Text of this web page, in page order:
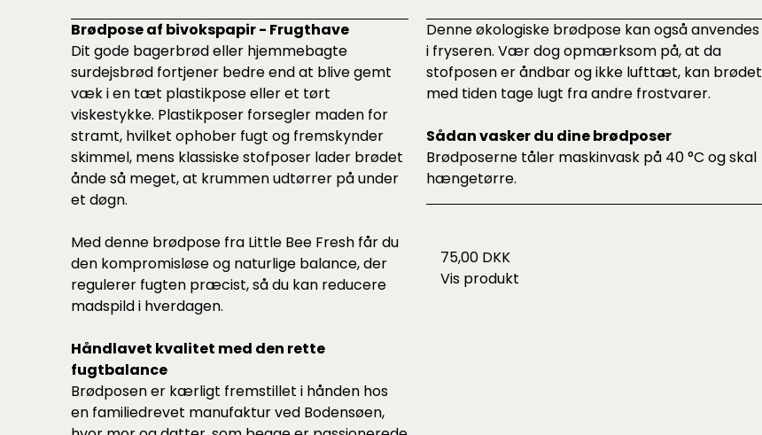
Brødpose af bivokspapir - Frugthave
Dit gode bagerbrød eller hjemmebagte
surdejsbrød fortjener bedre end at blive gemt
væk i en tæt plastikpose eller et tørt
viskestykke. Plastikposer forsegler maden for
stramt, hvilket ophober fugt og fremskynder
skimmel, mens klassiske stofposer lader brødet
ånde så meget, at krummen udtørrer på under
et døgn.
Med denne brødpose fra Little Bee Fresh får du
den kompromisløse og naturlige balance, der
regulerer fugten præcist, så du kan reducere
madspild i hverdagen.
Håndlavet kvalitet med den rette
fugtbalance
Brødposen er kærligt fremstillet i hånden hos
en familiedrevet manufaktur ved Bodensøen,
Denne økologiske brødpose kan også anvendes
i fryseren. Vær dog opmærksom på, at da
stofposen er åndbar og ikke lufttæt, kan brødet
med tiden tage lugt fra andre frostvarer.
Sådan vasker du dine brødposer
Brødposerne tåler maskinvask på 40 °C og skal
hængetørre.
75,00 DKK
Vis produkt